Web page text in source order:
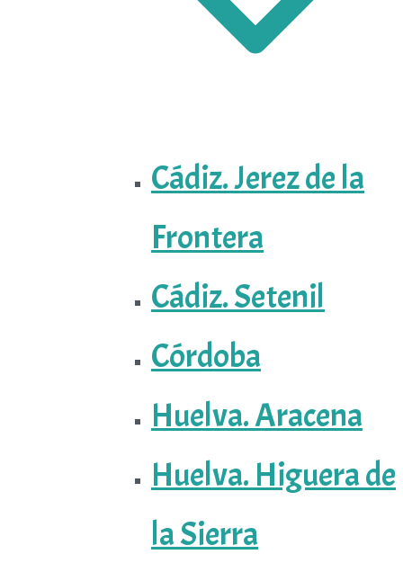
Cádiz. Jerez de la
Frontera
Cádiz. Setenil
Córdoba
Huelva. Aracena
Huelva. Higuera de
la Sierra